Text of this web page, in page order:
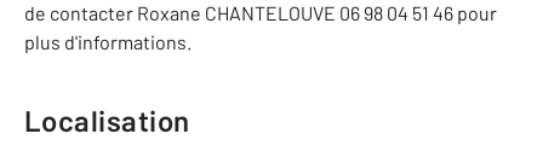
de contacter Roxane CHANTELOUVE 06 98 04 51 46 pour
plus d'informations.
Localisation